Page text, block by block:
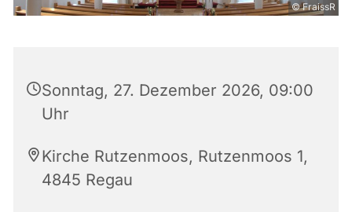
© FraissR
Sonntag, 27. Dezember 2026, 09:00
Uhr
Kirche Rutzenmoos, Rutzenmoos 1,
4845 Regau